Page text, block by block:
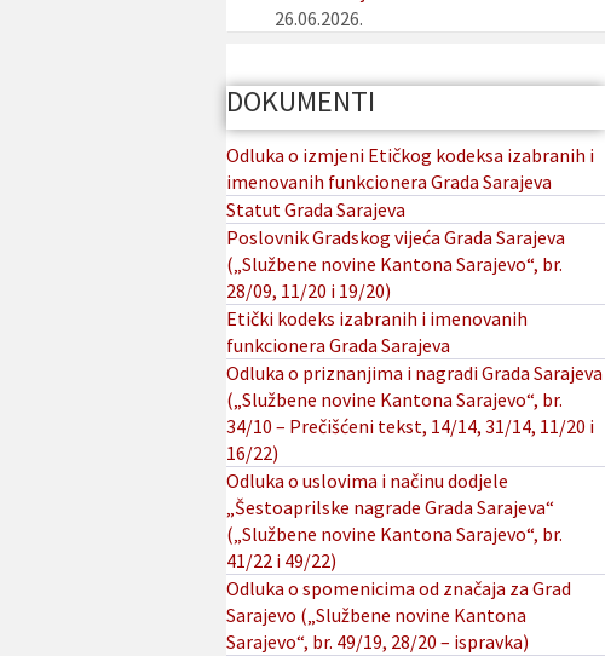
26.06.2026.
DOKUMENTI
Odluka o izmjeni Etičkog kodeksa izabranih i
imenovanih funkcionera Grada Sarajeva
Statut Grada Sarajeva
Poslovnik Gradskog vijeća Grada Sarajeva
(„Službene novine Kantona Sarajevo“, br.
28/09, 11/20 i 19/20)
Etički kodeks izabranih i imenovanih
funkcionera Grada Sarajeva
Odluka o priznanjima i nagradi Grada Sarajeva
(„Službene novine Kantona Sarajevo“, br.
34/10 – Prečišćeni tekst, 14/14, 31/14, 11/20 i
16/22)
Odluka o uslovima i načinu dodjele
„Šestoaprilske nagrade Grada Sarajeva“
(„Službene novine Kantona Sarajevo“, br.
41/22 i 49/22)
Odluka o spomenicima od značaja za Grad
Sarajevo („Službene novine Kantona
Sarajevo“, br. 49/19, 28/20 – ispravka)